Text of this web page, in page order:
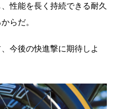
性能を長く持続できる耐久
らだ。
今後の快進撃に期待しよ